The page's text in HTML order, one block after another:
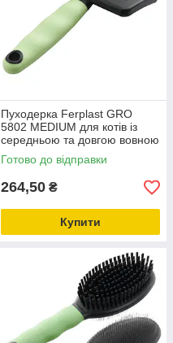
Пуходерка Ferplast GRO
5802 MEDIUM для котів із
середньою та довгою вовною
Готово до відправки
264,50 ₴
Купити